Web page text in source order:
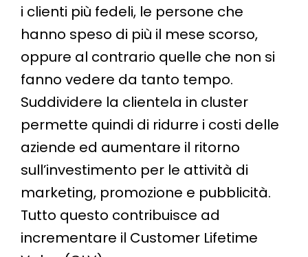
i clienti più fedeli, le persone che
hanno speso di più il mese scorso,
oppure al contrario quelle che non si
fanno vedere da tanto tempo.
Suddividere la clientela in cluster
permette quindi di ridurre i costi delle
aziende ed aumentare il ritorno
sull’investimento per le attività di
marketing, promozione e pubblicità.
Tutto questo contribuisce ad
incrementare il Customer Lifetime